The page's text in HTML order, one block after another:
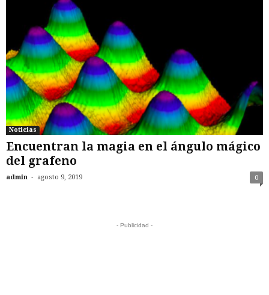
Noticias
Encuentran la magia en el ángulo mágico
del grafeno
admin - agosto 9, 2019 0
- Publicidad -